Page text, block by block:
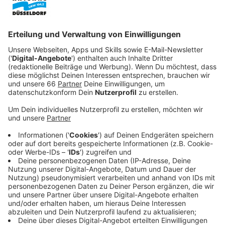
von NRW.
Anzeige
71.000 Straftaten waren es im Vorjahr, im Jahr 2023
stieg die Zahl auf mehr als 79.000. Gleichzeitig konnte
die Aufklärungsquote um knapp zwei Prozent
verbessert werden. Insgesamt wird knapp die Hälfte
aller Taten von der Polizei Düsseldorf aufgeklärt. Die
Zahl der Raubüberfälle ist um 20 Prozent auf knapp
900 gestiegen, die Zahl der Gewalt- und
Körperverletzungsdelikte ist so hoch wie noch nie in
den letzten 10 Jahren. Auch die Zahl der Einbrüche ist
in die Höhe geschnellt. Hier verzeichnete die Polizei
ein Plus von gut 40 Prozent auf fast 1400
Fälle.Innenminister Reul hatte schon vor Wochen das